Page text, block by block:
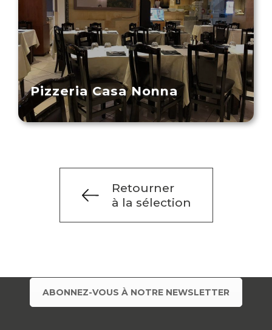
Pizzeria Casa Nonna
Retourner
à la sélection
ABONNEZ-VOUS À NOTRE NEWSLETTER